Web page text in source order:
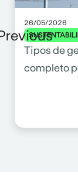
26/05/2026
Tipos de
completo